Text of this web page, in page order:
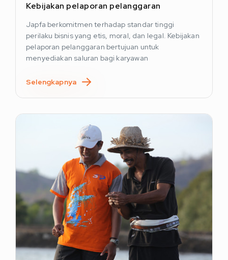
Kebijakan pelaporan pelanggaran
Japfa berkomitmen terhadap standar tinggi
perilaku bisnis yang etis, moral, dan legal. Kebijakan
pelaporan pelanggaran bertujuan untuk
menyediakan saluran bagi karyawan
Selengkapnya